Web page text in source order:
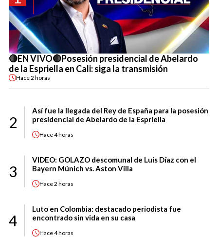
🔴EN VIVO🔴Posesión presidencial de Abelardo
de la Espriella en Cali: siga la transmisión
Hace2 horas
2
Así fue la llegada del Rey de España para la posesión
presidencial de Abelardo de la Espriella
Hace4 horas
3
VIDEO: GOLAZO descomunal de Luis Díaz con el
Bayern Múnich vs. Aston Villa
Hace2 horas
4
Luto en Colombia: destacado periodista fue
encontrado sin vida en su casa
Hace4 horas